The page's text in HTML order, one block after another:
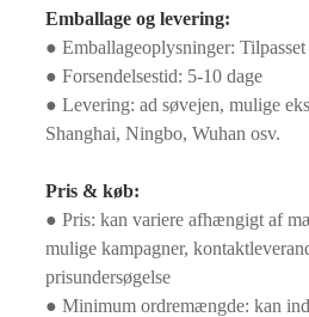
Emballage og levering:
● Emballageoplysninger:
● Forsendelsestid: 5-10 dage
● Levering: ad søvejen, mulige
Shanghai, Ningbo, Wuhan osv.
Pris & køb:
● Pris: kan variere afhængigt af
mulige kampagner,
prisundersøgelse
● Minimum ordremængde: kan